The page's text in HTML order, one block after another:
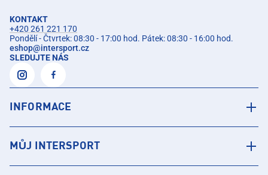
KONTAKT
+420 261 221 170
Pondělí - Čtvrtek: 08:30 - 17:00 hod. Pátek: 08:30 - 16:00 hod.
eshop@intersport.cz
SLEDUJTE NÁS
INFORMACE
MŮJ INTERSPORT